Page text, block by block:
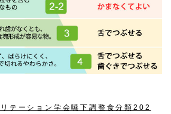
リテーション学会嚥下調整食分類202